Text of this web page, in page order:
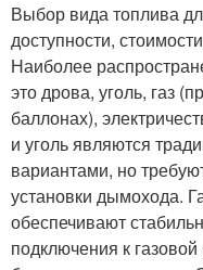
Выбор вида топлива
доступности,
Наиболее
это дрова, уголь, газ
баллонах),
и уголь являются
вариантами, но
установки дымохода.
обеспечивают
подключения к